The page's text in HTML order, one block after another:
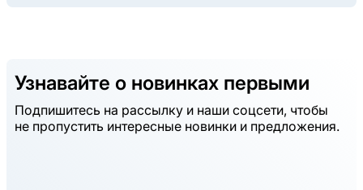
Узнавайте о новинках первыми
Подпишитесь на рассылку и наши соцсети, чтобы
не пропустить интересные новинки и предложения.